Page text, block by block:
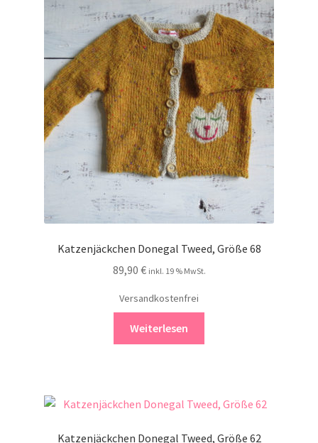
Katzenjäckchen Donegal Tweed, Größe 68
89,90 € inkl. 19 % MwSt.
Versandkostenfrei
Weiterlesen
Katzenjäckchen Donegal Tweed, Größe 62